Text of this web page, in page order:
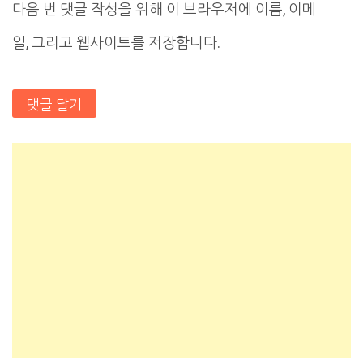
다음 번 댓글 작성을 위해 이 브라우저에 이름, 이메
일, 그리고 웹사이트를 저장합니다.